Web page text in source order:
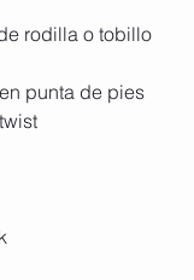
rodilla o tobillo
punta de pies